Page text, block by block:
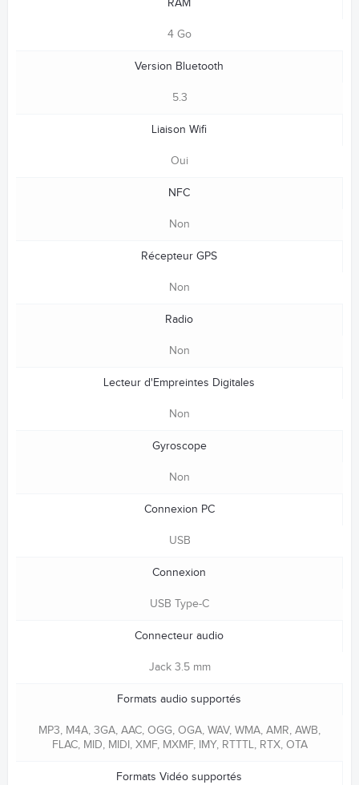
RAM
4 Go
Version Bluetooth
5.3
Liaison Wifi
Oui
NFC
Non
Récepteur GPS
Non
Radio
Non
Lecteur d'Empreintes Digitales
Non
Gyroscope
Non
Connexion PC
USB
Connexion
USB Type-C
Connecteur audio
Jack 3.5 mm
Formats audio supportés
MP3, M4A, 3GA, AAC, OGG, OGA, WAV, WMA, AMR, AWB,
FLAC, MID, MIDI, XMF, MXMF, IMY, RTTTL, RTX, OTA
Formats Vidéo supportés